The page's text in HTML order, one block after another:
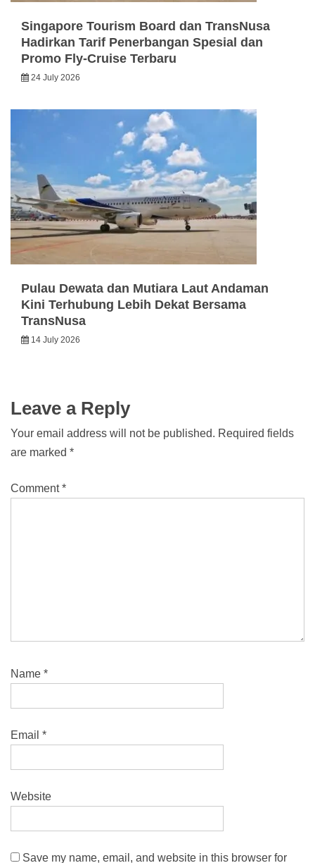
Singapore Tourism Board dan TransNusa
Hadirkan Tarif Penerbangan Spesial dan
Promo Fly-Cruise Terbaru
24 July 2026
Pulau Dewata dan Mutiara Laut Andaman
Kini Terhubung Lebih Dekat Bersama
TransNusa
14 July 2026
Leave a Reply
Your email address will not be published. Required fields
are marked *
Comment*
Name *
Email *
Website
Save my name, email, and website in this browser for